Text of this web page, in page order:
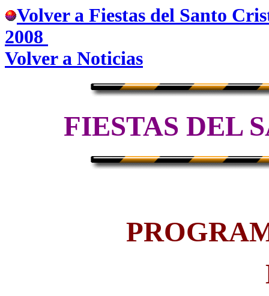
Volver a Fiestas del Santo
2008
Volver a Noticias
FIESTAS DEL